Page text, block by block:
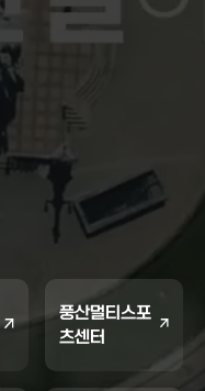
풍산멀티스포
츠센터